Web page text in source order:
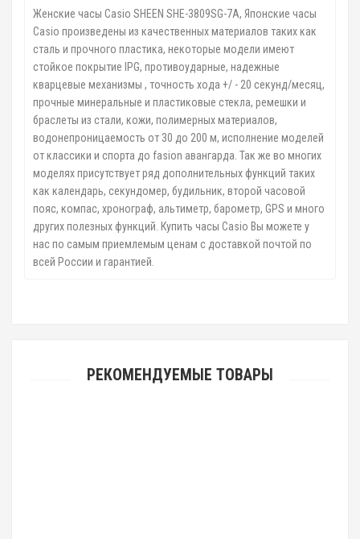
Женские часы Casio SHEEN SHE-3809SG-7A, Японские часы
Casio произведены из качественных материалов таких как
сталь и прочного пластика, некоторые модели имеют
стойкое покрытие IPG, противоударные, надежные
кварцевые механизмы , точность хода +/ - 20 секунд/месяц,
прочные минеральные и пластиковые стекла, ремешки и
браслеты из стали, кожи, полимерных материалов,
водонепроницаемость от 30 до 200 м, исполнение моделей
от классики и спорта до fasion авангарда. Так же во многих
моделях присутствует ряд дополнительных функций таких
как календарь, секундомер, будильник, второй часовой
пояс, компас, хронограф, альтиметр, барометр, GPS и много
других полезных функций. Купить часы Casio Вы можете у
нас по самым приемлемым ценам с доставкой почтой по
всей России и гарантией.
РЕКОМЕНДУЕМЫЕ ТОВАРЫ